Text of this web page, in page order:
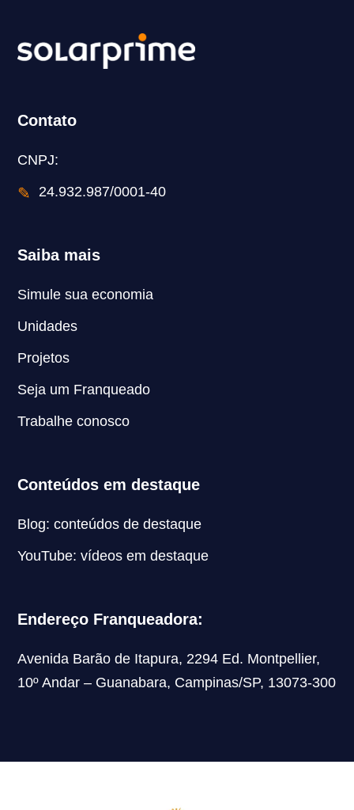
Contato
CNPJ:
✎
24.932.987/0001-40
Saiba mais
Simule sua economia
Unidades
Projetos
Seja um Franqueado
Trabalhe conosco
Conteúdos em destaque
Blog: conteúdos de destaque
YouTube: vídeos em destaque
Endereço Franqueadora:
Avenida Barão de Itapura, 2294 Ed. Montpellier,
10º Andar – Guanabara, Campinas/SP, 13073-300